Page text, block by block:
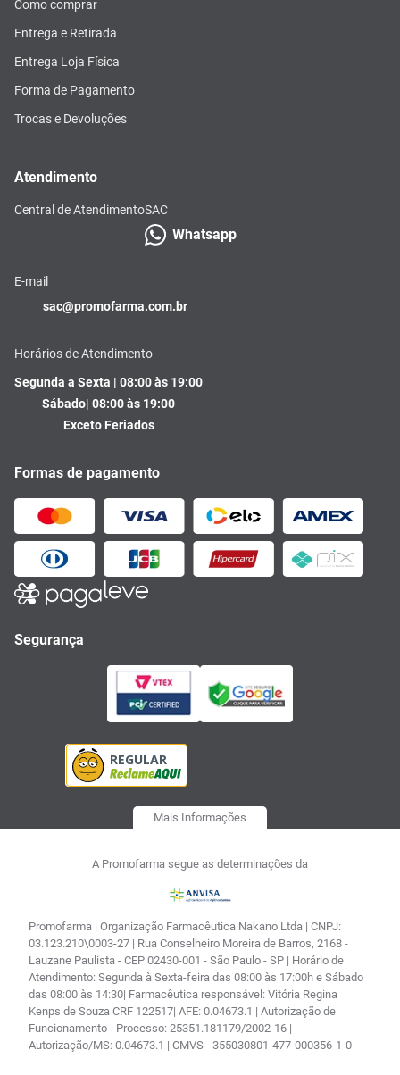
Como comprar
Entrega e Retirada
Entrega Loja Física
Forma de Pagamento
Trocas e Devoluções
Atendimento
Central de AtendimentoSAC
Whatsapp
E-mail
sac@promofarma.com.br
Horários de Atendimento
Segunda a Sexta | 08:00 às 19:00
Sábado| 08:00 às 19:00
Exceto Feriados
Formas de pagamento
Segurança
Mais Informações
A Promofarma segue as determinações da
Promofarma | Organização Farmacêutica Nakano Ltda | CNPJ:
03.123.210\0003-27 | Rua Conselheiro Moreira de Barros, 2168 -
Lauzane Paulista - CEP 02430-001 - São Paulo - SP | Horário de
Atendimento: Segunda à Sexta-feira das 08:00 às 17:00h e Sábado
das 08:00 às 14:30| Farmacêutica responsável: Vitória Regina
Kenps de Souza CRF 122517| AFE: 0.04673.1 | Autorização de
Funcionamento - Processo: 25351.181179/2002-16 |
Autorização/MS: 0.04673.1 | CMVS - 355030801-477-000356-1-0